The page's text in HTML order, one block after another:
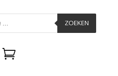
ZOEKEN
